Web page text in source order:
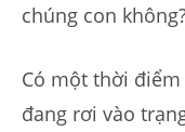
chúng con
Có một thời
đang rơi vào